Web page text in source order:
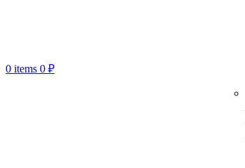
0 items 0 ₽